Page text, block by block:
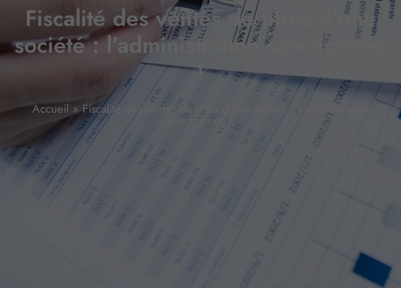
Fiscalité des ventes de titres d’une
société : l’administration sanctionnée
!
Accueil »Fiscalité des ventes de titres d’une société : l’administration
sanctionnée !